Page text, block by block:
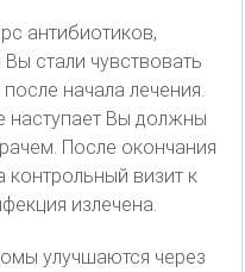
антибиотиков,
стали чувствовать
начала лечения.
наступает Вы должны
После окончания
визит к
излечена.
улучшаются через